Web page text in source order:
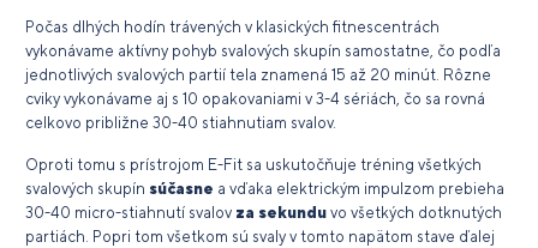
Počas dlhých hodín trávených v klasických fitnescentrách
vykonávame aktívny pohyb svalových skupín samostatne, čo podľa
jednotlivých svalových partií tela znamená 15 až 20 minút. Rôzne
cviky vykonávame aj s 10 opakovaniami v 3-4 sériách, čo sa rovná
celkovo približne 30-40 stiahnutiam svalov.
Oproti tomu s prístrojom E-Fit sa uskutočňuje tréning všetkých
svalových skupín súčasne a vďaka elektrickým impulzom prebieha
30-40 micro-stiahnutí svalov za sekundu vo všetkých dotknutých
partiách. Popri tom všetkom sú svaly v tomto napätom stave ďalej